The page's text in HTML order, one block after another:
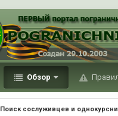
Обзор
Поиск сослуживцев и